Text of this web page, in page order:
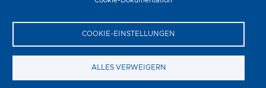
COOKIE-EINSTELLUNGEN
ALLES VERWEIGERN
Moviemento © 2023